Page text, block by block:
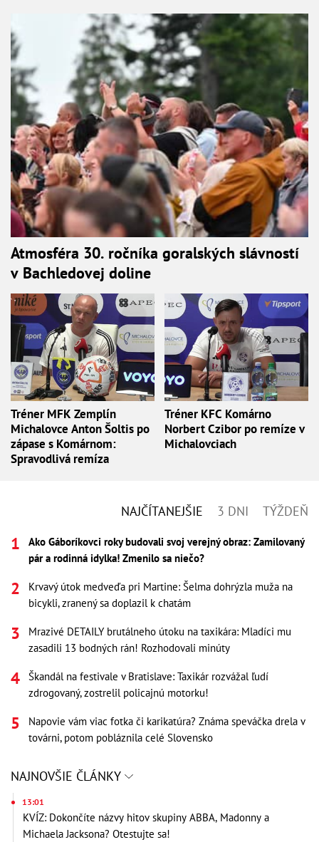
Atmosféra 30. ročníka goralských slávností
v Bachledovej doline
Tréner MFK Zemplín
Michalovce Anton Šoltis po
zápase s Komárnom:
Spravodlivá remíza
Tréner KFC Komárno
Norbert Czibor po remíze v
Michalovciach
NAJČÍTANEJŠIE 3 DNI TÝŽDEŇ
Ako Gáboríkovci roky budovali svoj verejný obraz: Zamilovaný
pár a rodinná idylka! Zmenilo sa niečo?
Krvavý útok medveďa pri Martine: Šelma dohrýzla muža na
bicykli, zranený sa doplazil k chatám
Mrazivé DETAILY brutálneho útoku na taxikára: Mladíci mu
zasadili 13 bodných rán! Rozhodovali minúty
Škandál na festivale v Bratislave: Taxikár rozvážal ľudí
zdrogovaný, zostrelil policajnú motorku!
Napovie vám viac fotka či karikatúra? Známa speváčka drela v
továrni, potom pobláznila celé Slovensko
NAJNOVŠIE ČLÁNKY
13:01
KVÍZ: Dokončíte názvy hitov skupiny ABBA, Madonny a
Michaela Jacksona? Otestujte sa!